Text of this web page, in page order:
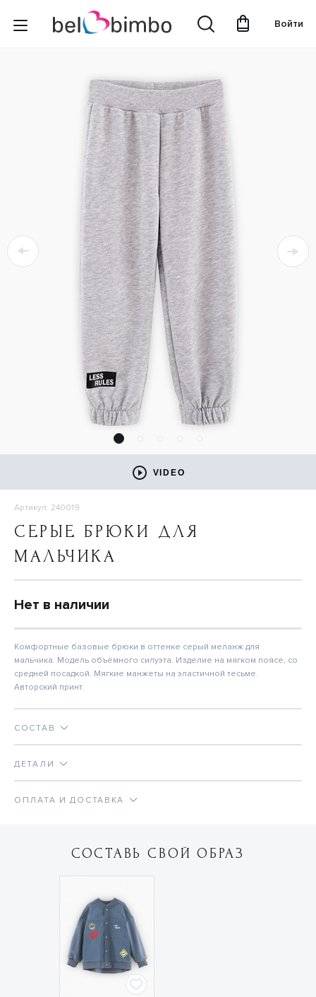
Войти
VIDEO
Артикул: 240019
СЕРЫЕ БРЮКИ ДЛЯ
МАЛЬЧИКА
Нет в наличии
Комфортные базовые брюки в оттенке серый меланж для
мальчика. Модель объёмного силуэта. Изделие на мягком поясе, со
средней посадкой. Мягкие манжеты на эластичной тесьме.
Авторский принт.
СОСТАВ
ДЕТАЛИ
ОПЛАТА И ДОСТАВКА
СОСТАВЬ СВОЙ ОБРАЗ